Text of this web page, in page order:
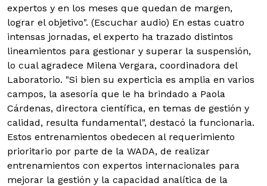
expertos y en los meses que quedan de margen,
lograr el objetivo". (Escuchar audio) En estas cuatro
intensas jornadas, el experto ha trazado distintos
lineamientos para gestionar y superar la suspensión,
lo cual agradece Milena Vergara, coordinadora del
Laboratorio. "Si bien su experticia es amplia en varios
campos, la asesoría que le ha brindado a Paola
Cárdenas, directora científica, en temas de gestión y
calidad, resulta fundamental", destacó la funcionaria.
Estos entrenamientos obedecen al requerimiento
prioritario por parte de la WADA, de realizar
entrenamientos con expertos internacionales para
mejorar la gestión y la capacidad analítica de la